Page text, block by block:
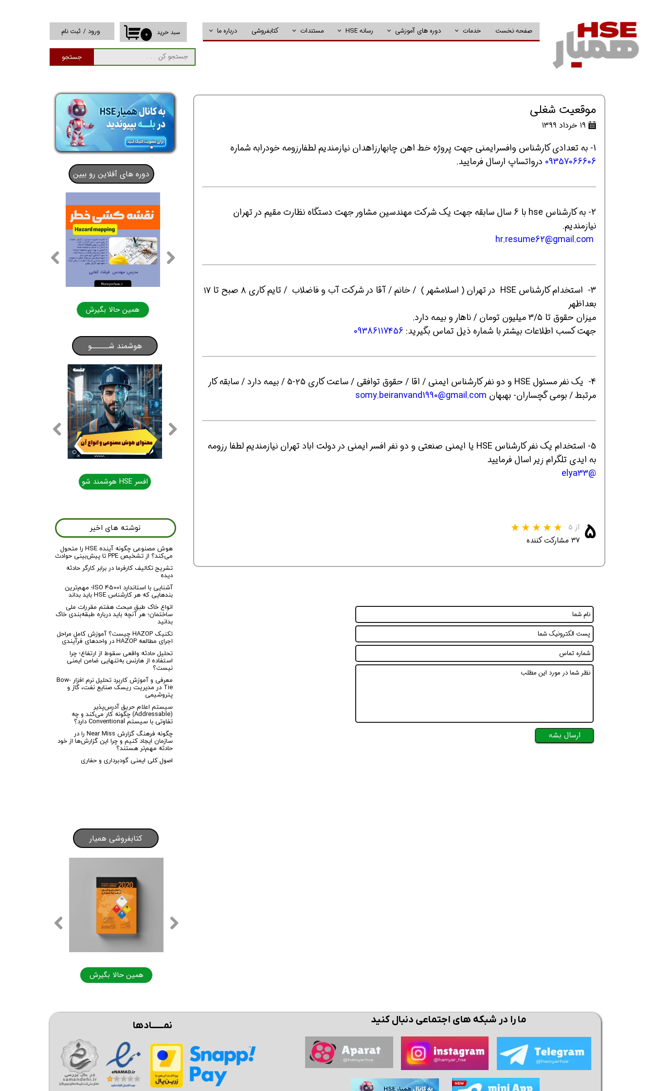
صفحه نخست خدمات دوره های آموزشی رسانه HSE
پادکست Safety Cast
مستندات کتابفروشی درباره ما
جستجو
۰ سبد خرید ورود / ثبت نام
حساب کاربری من
تغییر گذر واژه
خروج از حساب
کاربری
موقعیت شغلی
۱۹ خرداد ۱۳۹۹
1- به تعدادی کارشناس وافسرایمنی جهت پروژه خط اهن چابهارزاهدان نیازمندیم لطفارزومه خودرابه شماره
09357066606 درواتساپ ارسال فرمایید.
2- به کارشناس hse با 6 سال سابقه جهت یک شرکت مهندسین مشاور جهت دستگاه نظارت مقیم در تهران
نیازمندیم.
3- استخدام کارشناس HSE در تهران ( اسلامشهر ) / خانم / آقا در شرکت آب و فاضلاب / تایم کاری ۸ صبح تا ۱۷
بعداظهر
میزان حقوق تا ۳/۵ میلیون تومان / ناهار و بیمه دارد.
جهت کسب اطلاعات بیشتر با شماره ذیل تماس بگیرید: 09386117456
4- یک نفر مسئول HSE و دو نفر کارشناس ایمنی / اقا / حقوق توافقی / ساعت کاری ۲۵-۵ / بیمه دارد / سابقه کار
مرتبط / بومی گچساران- بهبهان somy.beiranvand1990@gmail.com
5- استخدام یک نفر کارشناس HSE یا ایمنی صنعتی و دو نفر افسر ایمنی در دولت اباد تهران نیازمندیم لطفا رزومه
به ایدی تلگرام زیر اسال فرمایید
@elya33
۵ از ۵
۳۷ مشارکت کننده
هوش مصنوعی چگونه آینده HSE را متحول
می‌کند؟ از تشخیص PPE تا پیش‌بینی حوادث
تشریح تکالیف کارفرما در برابر کارگر حادثه
دیده
آشنایی با استاندارد ISO 45001؛ مهم‌ترین
بندهایی که هر کارشناس HSE باید بداند
انواع خاک طبق مبحث هفتم مقررات ملی
ساختمان؛ هر آنچه باید درباره طبقه‌بندی خاک
بدانید
تکنیک HAZOP چیست؟ آموزش کامل مراحل
اجرای مطالعه HAZOP در واحدهای فرآیندی
تحلیل حادثه واقعی سقوط از ارتفاع؛ چرا
استفاده از هارنس به‌تنهایی ضامن ایمنی
نیست؟
معرفی و آموزش کاربرد تحلیل نرم افزار Bow-
Tie در مدیریت ریسک صنایع نفت، گاز و
پتروشیمی
سیستم اعلام حریق آدرس‌پذیر
(Addressable) چگونه کار می‌کند و چه
تفاوتی با سیستم Conventional دارد؟
چگونه فرهنگ گزارش Near Miss را در
سازمان ایجاد کنیم و چرا این گزارش‌ها از خود
حادثه مهم‌تر هستند؟
اصول کلی ایمنی گودبرداری و حفاری
نوشته های اخیر
ارسال بشه
همین حالا بگیرش همین حالا بگیرش
دوره های آفلاین رو ببین
کتابفروشی همیار
همین حالا بگیرش
هوشمند شـــــو
افسر HSE هوشمند شو
ما را در شبکه های اجتماعی دنبال کنید نمــــــادها